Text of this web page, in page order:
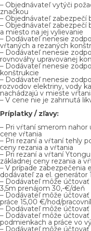
– Objednávateľ vytýči
značkou
– Objednávateľ zabezpečí
– Objednávateľ zabezpečí
a miesto na jej vylievanie
– Dodávateľ nenesie
vŕtaných a rezaných
– Dodávateľ nenesie
rovnováhy upravovanej
– Dodávateľ nenesie
konštrukcie
– Dodávateľ nenesie
rozvodov elektriny, vody
nachádzajú v mieste
– V cene nie je zahrnutá
Príplatky / zľavy:
– Pri vŕtaní smerom nahor
cene vŕtania
– Pri rezaní a vŕtaní tehly
ceny rezania a vŕtania
– Pri rezaní a vŕtaní
základnej ceny rezania a
– V prípade zabezpečenia
dodávateľ za el. generátor
– Dodávateľ môže účtovať
3,5m prenájom 30,-€/deň
– Dodávateľ môže
práce 15,00 €/hod/
– Dodávateľ môže
– Dodávateľ môže účtovať
podmienkach a práce vo
– Dodávateľ môže účtovať